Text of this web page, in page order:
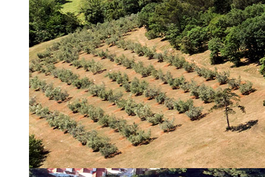
Financiranje
Proračun
Potpore
PROGRAMSKO FINANCIRANJE
Izvještavanje po uredbi
Projekti Instituta
Dialogue4Tourism
REVIVE
WASTEREDUCE
MITOMED+
WINTERMED
CASTWATER
INHERIT